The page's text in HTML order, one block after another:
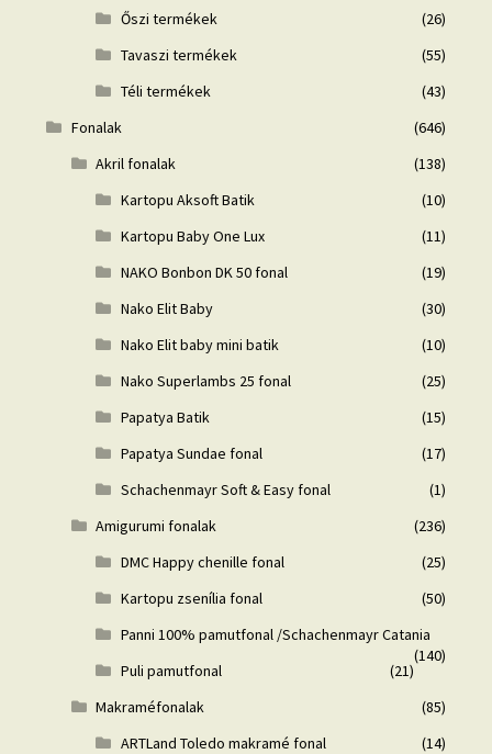
Őszi termékek
(26)
Tavaszi termékek
(55)
Téli termékek
(43)
Fonalak
(646)
Akril fonalak
(138)
Kartopu Aksoft Batik
(10)
Kartopu Baby One Lux
(11)
NAKO Bonbon DK 50 fonal
(19)
Nako Elit Baby
(30)
Nako Elit baby mini batik
(10)
Nako Superlambs 25 fonal
(25)
Papatya Batik
(15)
Papatya Sundae fonal
(17)
Schachenmayr Soft & Easy fonal
(1)
Amigurumi fonalak
(236)
DMC Happy chenille fonal
(25)
Kartopu zsenília fonal
(50)
Panni 100% pamutfonal /Schachenmayr Catania
(140)
Puli pamutfonal
(21)
Makraméfonalak
(85)
ARTLand Toledo makramé fonal
(14)